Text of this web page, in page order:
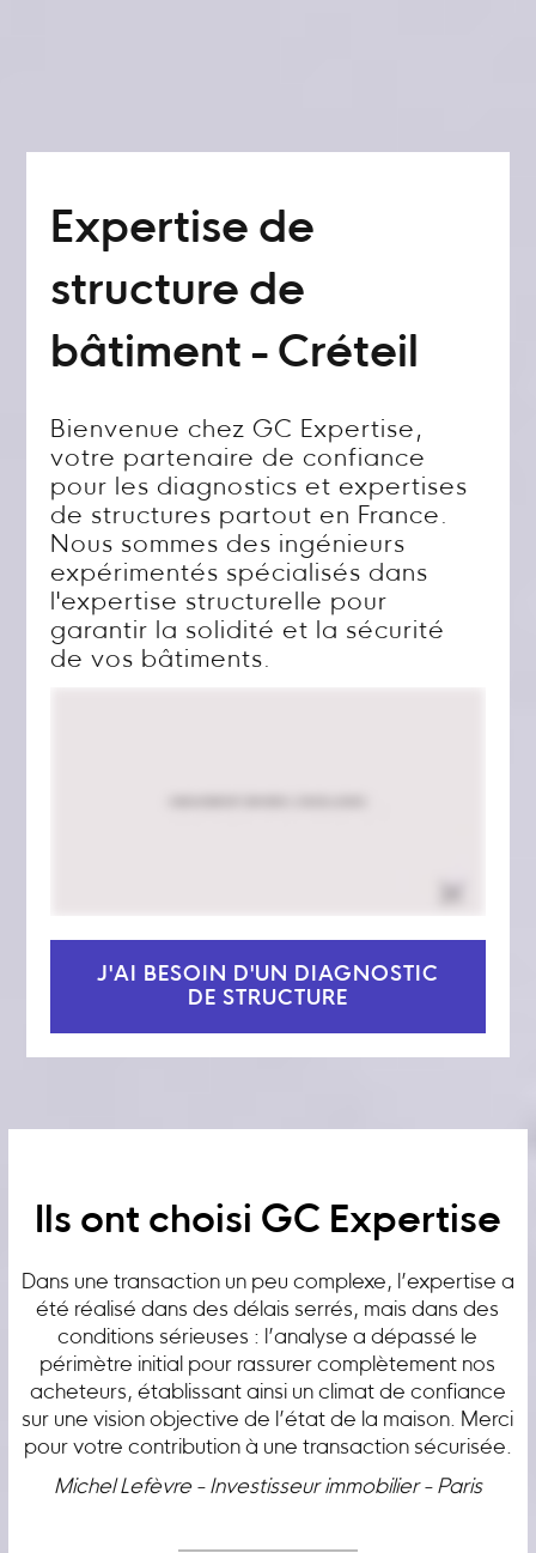
Expertise de
structure de
bâtiment - Créteil
Bienvenue chez GC Expertise,
votre partenaire de confiance
pour les diagnostics et expertises
de structures partout en France.
Nous sommes des ingénieurs
expérimentés spécialisés dans
l'expertise structurelle pour
garantir la solidité et la sécurité
de vos bâtiments.
J'AI BESOIN D'UN DIAGNOSTIC
DE STRUCTURE
Ils ont choisi GC Expertise
Dans une transaction un peu complexe, l’expertise a
été réalisé dans des délais serrés, mais dans des
conditions sérieuses : l’analyse a dépassé le
périmètre initial pour rassurer complètement nos
acheteurs, établissant ainsi un climat de confiance
sur une vision objective de l’état de la maison. Merci
pour votre contribution à une transaction sécurisée.
Michel Lefèvre - Investisseur immobilier - Paris